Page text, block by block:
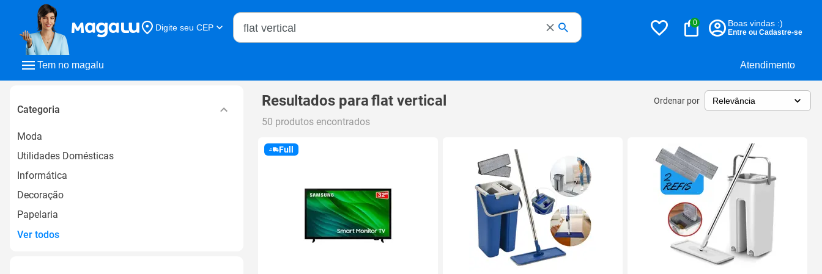
Tem no magalu Atendimento
Digite seu CEP
Buscar no Magalu
0 Boas vindas :)
Entre ou Cadastre-se
Categoria
Moda
Utilidades Domésticas
Informática
Decoração
Papelaria
Ver todos
Resultados paraflat vertical Ordenar por
50 produtos encontrados
Full